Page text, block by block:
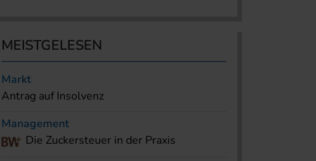
MEISTGELESEN
Markt
Antrag auf Insolvenz
Management
Die Zuckersteuer in der Praxis